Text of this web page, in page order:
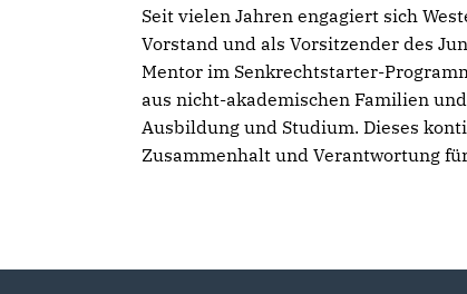
Seit vielen Jahren engagiert sich
Vorstand und als Vorsitzender des
Mentor im Senkrechtstarter-
aus nicht-akademischen Familien
Ausbildung und Studium. Dieses
Zusammenhalt und Verantwortung